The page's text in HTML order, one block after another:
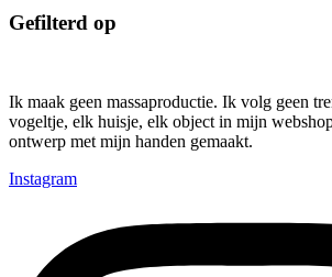
Gefilterd op
Ik maak geen massaproductie. Ik volg geen
vogeltje, elk huisje, elk object in mijn
ontwerp met mijn handen gemaakt.
Instagram